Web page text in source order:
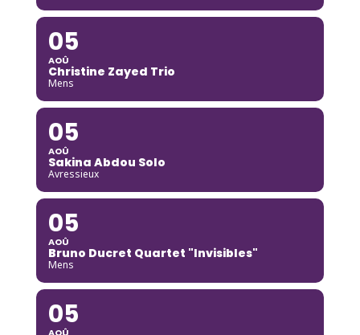
05
AOÛ
Christine Zayed Trio
Mens
05
AOÛ
Sakina Abdou Solo
Avressieux
05
AOÛ
Bruno Ducret Quartet "Invisibles"
Mens
05